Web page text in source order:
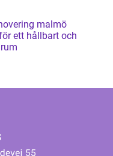
malmö
ett hållbart och